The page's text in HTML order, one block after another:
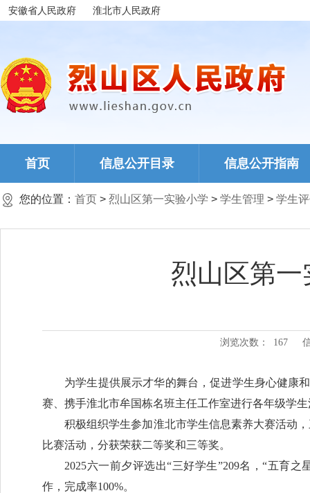
安徽省人民政府 淮北市人民政府
首页 信息公开目录 信息公开指南
您的位置： 首页 > 烈山区第一实验小学 > 学生管理 > 学生
烈山区第
浏览次数： 167
为学生提供展示才华的舞台，促进学生身心健康
赛、携手淮北市牟国栋名班主任工作室进行各年级学
积极组织学生参加淮北市学生信息素养大赛活动
比赛活动，分获荣获二等奖和三等奖。
2025六一前夕评选出“三好学生”209名，“五育
作，完成率100%。